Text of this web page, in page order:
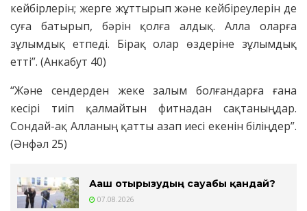
кейбірлерін; жерге жұттырып және кейбіреулерін де
суға батырып, бәрін қолға алдық. Алла оларға
зұлымдық етпеді. Бірақ олар өздеріне зұлымдық
етті”. (Анкабут 40)
“Және сендерден жеке залым болғандарға ғана
кесірі тиіп қалмайтын фитнадан сақтаныңдар.
Сондай-ақ Алланың қатты азап иесі екенін біліңдер”.
(Әнфәл 25)
Ағаш отырғызудың сауабы қандай?
07.08.2026